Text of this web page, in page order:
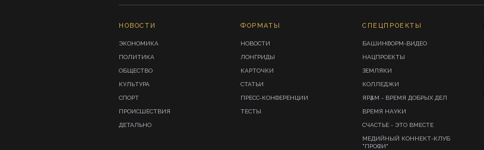
НОВОСТИ
ЭКОНОМИКА
ПОЛИТИКА
ОБЩЕСТВО
КУЛЬТУРА
СПОРТ
ПРОИСШЕСТВИЯ
ДЕТАЛЬНО
ФОРМАТЫ
НОВОСТИ
ЛОНГРИДЫ
КАРТОЧКИ
СТАТЬИ
ПРЕСС-КОНФЕРЕНЦИИ
ТЕСТЫ
СПЕЦПРОЕКТЫ
БАШИНФОРМ-ВИДЕО
НАЦПРОЕКТЫ
ЗЕМЛЯКИ
КОЛЛЕДЖИ
ЯРҘАМ - ВРЕМЯ ДОБРЫХ ДЕЛ
ВРЕМЯ НАУКИ
СЧАСТЬЕ - ЭТО ВМЕСТЕ
МЕДИЙНЫЙ КОННЕКТ-КЛУБ
"ПРОФИ"